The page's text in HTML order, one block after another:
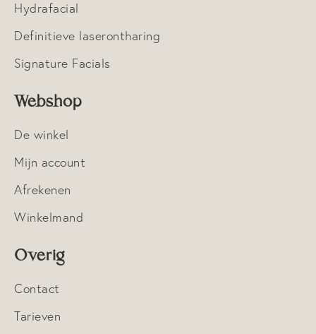
Hydrafacial
Definitieve laserontharing
Signature Facials
Webshop
De winkel
Mijn account
Afrekenen
Winkelmand
Overig
Contact
Tarieven